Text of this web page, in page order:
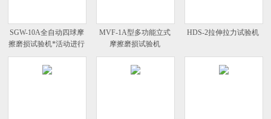
SGW-10A全自动四球摩
擦磨损试验机*活动进行
中
MVF-1A型多功能立式
摩擦磨损试验机
HDS-2拉伸拉力试验机